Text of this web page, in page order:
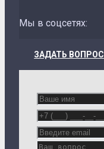
Мы в соцсетях:
ЗАДАТЬ ВОПРОС